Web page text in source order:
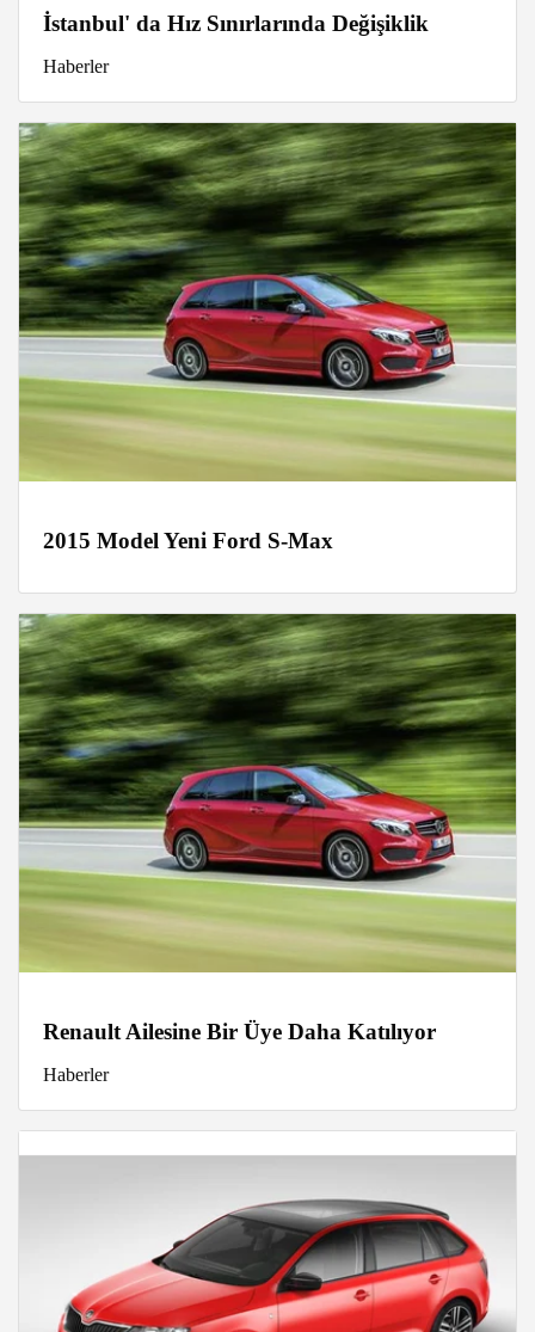
İstanbul' da Hız Sınırlarında Değişiklik
Haberler
2015 Model Yeni Ford S-Max
Renault Ailesine Bir Üye Daha Katılıyor
Haberler